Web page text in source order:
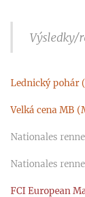
Výsledky/
Lednický pohár
Velká cena MB
Nationales
Nationales
FCI European